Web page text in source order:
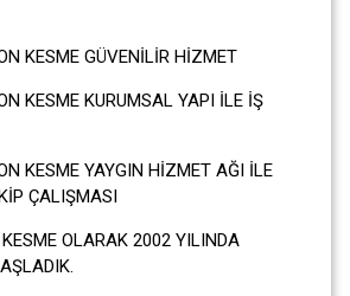
KESME GÜVENİLİR HİZMET
KESME KURUMSAL YAPI İLE İŞ
KESME YAYGIN HİZMET AĞI İLE
ÇALIŞMASI
OLARAK 2002 YILINDA